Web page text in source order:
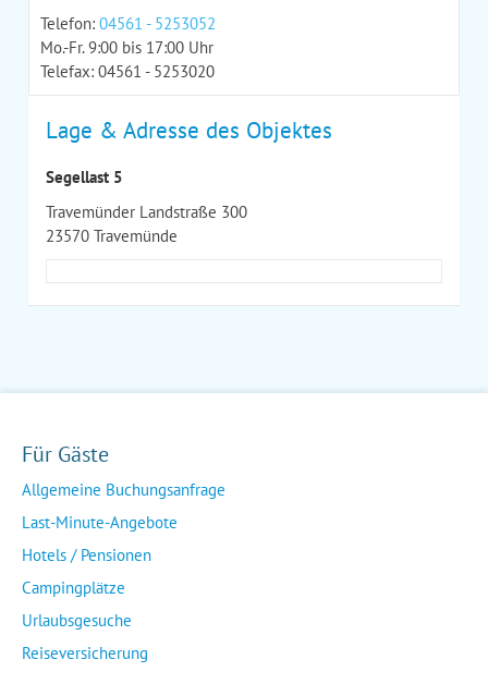
Telefon: 04561 - 5253052
Mo.-Fr. 9:00 bis 17:00 Uhr
Telefax: 04561 - 5253020
Lage & Adresse des Objektes
Segellast 5
Travemünder Landstraße 300
23570 Travemünde
Für Gäste
Allgemeine Buchungsanfrage
Last-Minute-Angebote
Hotels / Pensionen
Campingplätze
Urlaubsgesuche
Reiseversicherung